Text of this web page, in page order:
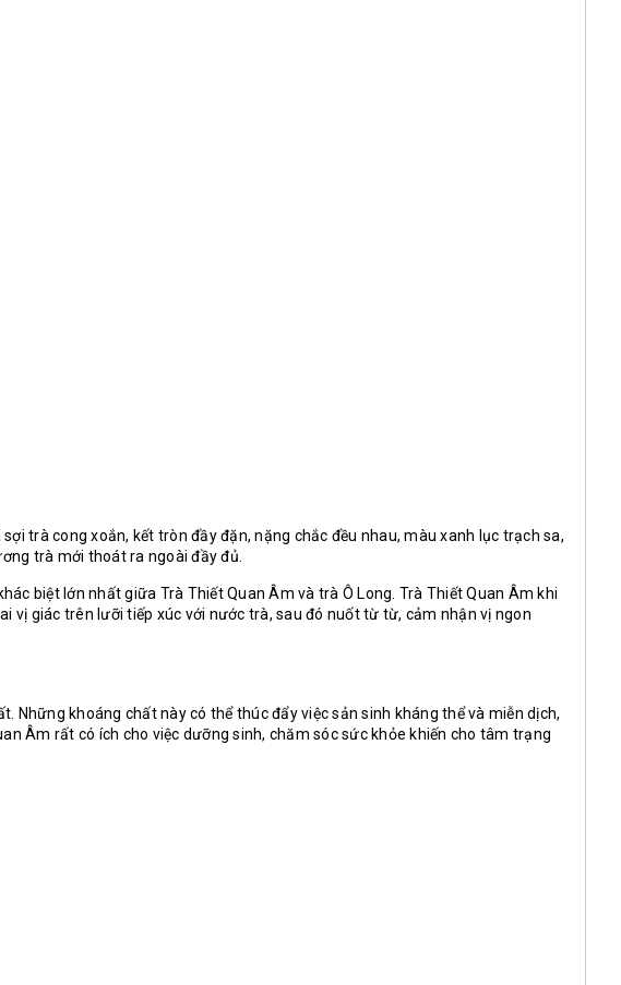
trà cong xoắn, kết tròn đầy đặn, nặng chắc đều nhau, màu xanh lục trạch sa,
trà mới thoát ra ngoài đầy đủ.
biệt lớn nhất giữa Trà Thiết Quan Âm và trà Ô Long. Trà Thiết Quan Âm khi
vị giác trên lưỡi tiếp xúc với nước trà, sau đó nuốt từ từ, cảm nhận vị ngon
Những khoáng chất này có thể thúc đẩy việc sản sinh kháng thể và miễn dịch,
Âm rất có ích cho việc dưỡng sinh, chăm sóc sức khỏe khiến cho tâm trạng